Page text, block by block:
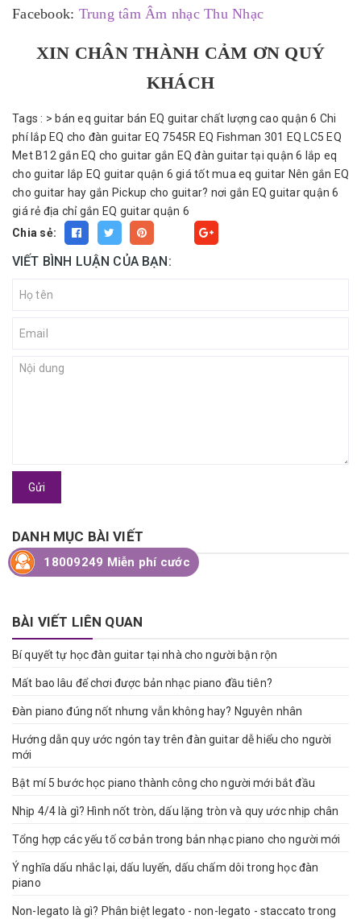
Facebook: Trung tâm Âm nhạc Thu Nhạc
XIN CHÂN THÀNH CẢM ƠN QUÝ
KHÁCH
Tags : > bán eq guitar bán EQ guitar chất lượng cao quận 6 Chi
phí lắp EQ cho đàn guitar EQ 7545R EQ Fishman 301 EQ LC5 EQ
Met B12 gắn EQ cho guitar gắn EQ đàn guitar tại quận 6 lắp eq
cho guitar lắp EQ guitar quận 6 giá tốt mua eq guitar Nên gắn EQ
cho guitar hay gắn Pickup cho guitar? nơi gắn EQ guitar quận 6
giá rẻ địa chỉ gắn EQ guitar quận 6
Chia sẻ:
VIẾT BÌNH LUẬN CỦA BẠN:
Gửi
DANH MỤC BÀI VIẾT
Tin tức
BÀI VIẾT LIÊN QUAN
Bí quyết tự học đàn guitar tại nhà cho người bận rộn
Mất bao lâu để chơi được bản nhạc piano đầu tiên?
Đàn piano đúng nốt nhưng vẫn không hay? Nguyên nhân
Hướng dẫn quy ước ngón tay trên đàn guitar dễ hiểu cho người
mới
Bật mí 5 bước học piano thành công cho người mới bắt đầu
Nhịp 4/4 là gì? Hình nốt tròn, dấu lặng tròn và quy ước nhịp chân
Tổng hợp các yếu tố cơ bản trong bản nhạc piano cho người mới
Ý nghĩa dấu nhắc lại, dấu luyến, dấu chấm dôi trong học đàn
piano
Non-legato là gì? Phân biệt legato - non-legato - staccato trong
18009249 Miễn phí cước